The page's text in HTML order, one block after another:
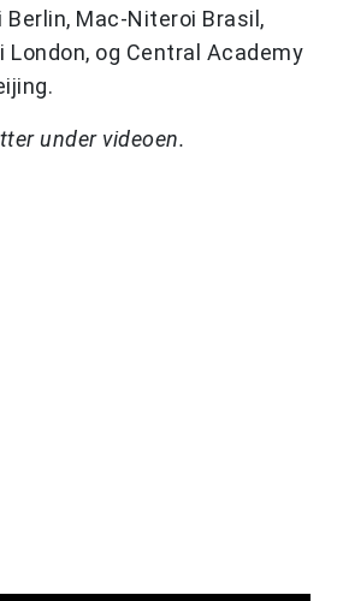
Mac-Niteroi Brasil,
London, og Central Academy
under videoen.